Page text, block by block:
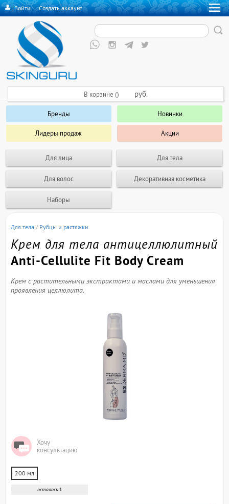
Войти·Создать аккаунт
Бренды Новинки
Лидеры продаж Акции
Для лица Для тела
Для волос Декоративная косметика
Наборы
В корзине () руб.
Для тела / Рубцы и растяжки
Крем для тела антицеллюлитный
Anti-Cellulite Fit Body Cream
Крем с растительными экстрактами и маслами для уменьшения
проявления целлюлита.
Хочу
консультацию
200 мл
осталось 1